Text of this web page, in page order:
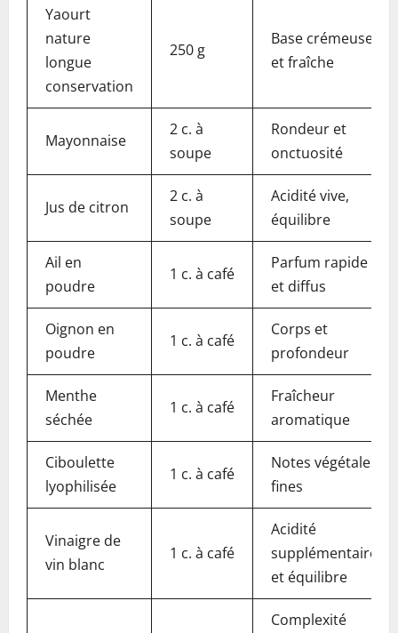
Yaourt
nature
longue
conservation
250 g
Base crémeuse
et fraîche
Mayonnaise
2 c. à
soupe
Rondeur et
onctuosité
Jus de citron
2 c. à
soupe
Acidité vive,
équilibre
Ail en
poudre
1 c. à café
Parfum rapide
et diffus
Oignon en
poudre
1 c. à café
Corps et
profondeur
Menthe
séchée
1 c. à café
Fraîcheur
aromatique
Ciboulette
lyophilisée
1 c. à café
Notes végétales
fines
Vinaigre de
vin blanc
1 c. à café
Acidité
supplémentaire
et équilibre
Complexité